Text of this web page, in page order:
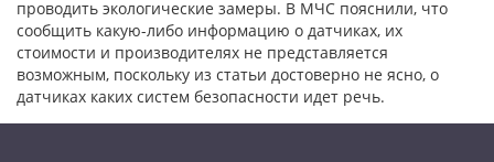
проводить экологические замеры. В МЧС пояснили, что
сообщить какую-либо информацию о датчиках, их
стоимости и производителях не представляется
возможным, поскольку из статьи достоверно не ясно, о
датчиках каких систем безопасности идет речь.